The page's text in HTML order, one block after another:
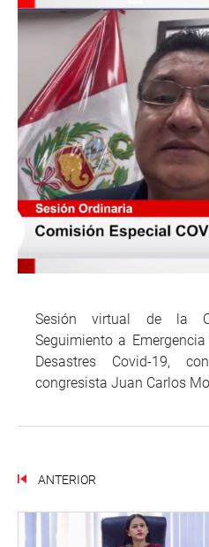
Sesión virtual de la
Seguimiento a
Desastres Covid-19,
congresista Juan Carlos
ANTERIOR